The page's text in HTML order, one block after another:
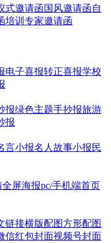
式邀请函国风邀请函自
培训专家邀请函
电子喜报转正喜报学校
报绿色主题手抄报旅游
报
言小报名人故事小报民
全屏海报pc/手机端首页
链接横版配图方形配图
信红包封面视频号封面